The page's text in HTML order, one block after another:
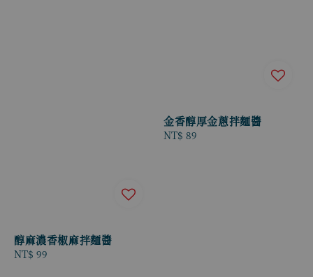
醇麻濃香椒麻拌麵醬
Regular
NT$ 99
金香醇厚金蔥拌麵醬
Regular
NT$ 89